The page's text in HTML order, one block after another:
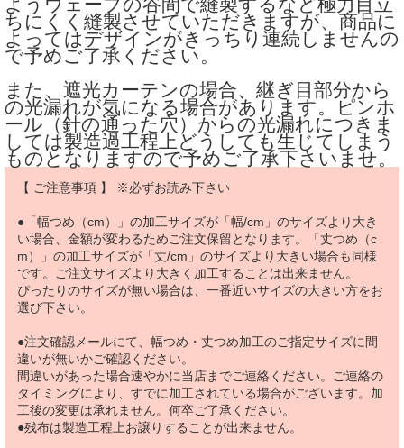
ようウェーブの谷間で縫製するなど極力目立
ちにくく縫製させていただきますが、商品に
よってはデザインがきっちり連続しませんの
で予めご了承ください。
また、遮光カーテンの場合、継ぎ目部分から
の光漏れが気になる場合があります。ピンホ
ール（針の通った穴）からの光漏れにつきま
しては製造過工程上どうしても生じてしまう
ものとなりますので予めご了承下さいませ。
【 ご注意事項 】 ※必ずお読み下さい
●「幅つめ（cm）」の加工サイズが「幅/cm」のサイズより大き
い場合、金額が変わるためご注文保留となります。「丈つめ（c
m）」の加工サイズが「丈/cm」のサイズより大きい場合も同様
です。ご注文サイズより大きく加工することは出来ません。
ぴったりのサイズが無い場合は、一番近いサイズの大きい方をお
選び下さい。
●注文確認メールにて、幅つめ・丈つめ加工のご指定サイズに間
違いが無いかご確認ください。
間違いがあった場合速やかに当店までご連絡ください。ご連絡の
タイミングにより、すでに加工されている場合がございます。加
工後の変更は承れません。何卒ご了承ください。
●残布は製造工程上お譲りすることが出来ません。